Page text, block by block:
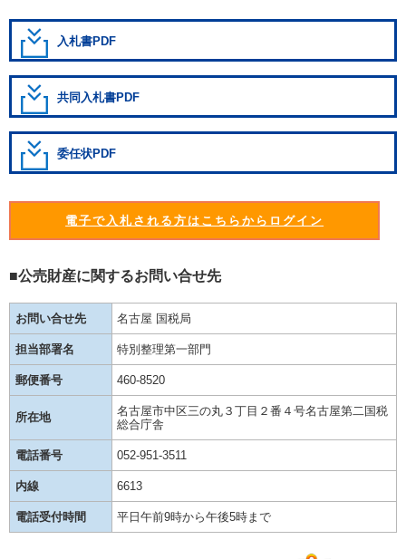
入札書PDF
共同入札書PDF
委任状PDF
電子で入札される方はこちらからログイン
■公売財産に関するお問い合せ先
お問い合せ先 名古屋 国税局
担当部署名 特別整理第一部門
郵便番号 460-8520
所在地
名古屋市中区三の丸３丁目２番４号名古屋第二国税
総合庁舎
電話番号 052-951-3511
内線 6613
電話受付時間 平日午前9時から午後5時まで